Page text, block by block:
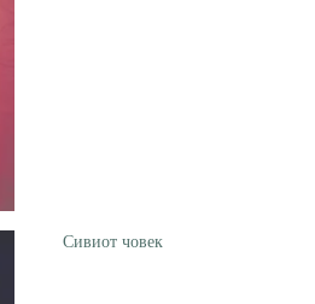
Сивиот човек